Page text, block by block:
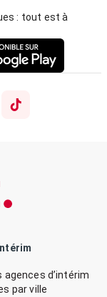
: tout est à
agences d’intérim
par ville